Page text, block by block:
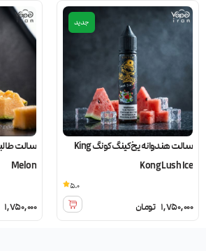
جدید
سالت هندوانه یخ کینگ کونگ King
Kong Lush Ice
1,750,000 تومان
5.0
Melon
1,750,000